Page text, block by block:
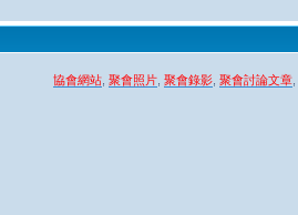
協會網站 聚會照片 聚會錄影 聚會討論文章